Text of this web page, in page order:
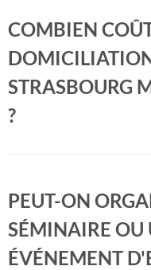
COMBIEN
STRASBOURG
?
PEUT-ON
SÉMINAIRE OU
ÉVÉNEMENT